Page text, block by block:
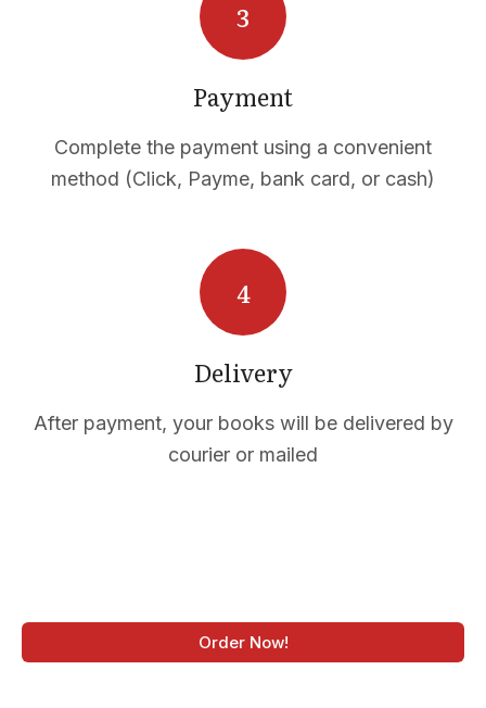
Payment
Complete the payment using a convenient
method (Click, Payme, bank card, or cash)
Delivery
After payment, your books will be delivered by
courier or mailed
Order Now!